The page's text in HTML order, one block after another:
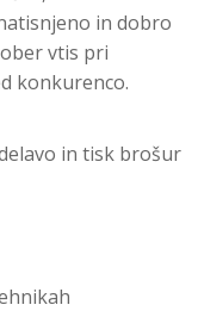
in dobro
vtis pri
konkurenco.
in tisk brošur